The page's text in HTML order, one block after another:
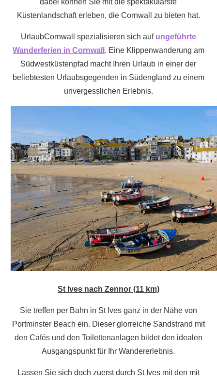
Küstenlandschaft erleben, die Cornwall zu bieten hat.
UrlaubCornwall spezialisieren sich auf ungeführte
Wanderferien in Cornwall . Eine Klippenwanderung am
Südwestküstenpfad macht Ihren Urlaub in einer der
beliebtesten Urlaubsgegenden in Südengland zu einem
unvergesslichen Erlebnis.
St Ives nach Zennor (11 km)
Sie treffen per Bahn in St Ives ganz in der Nähe von
Portminster Beach ein. Dieser glorreiche Sandstrand mit
den Cafés und den Toilettenanlagen bildet den idealen
Ausgangspunkt für Ihr Wandererlebnis.
Lassen Sie sich doch zuerst durch St Ives mit den mit